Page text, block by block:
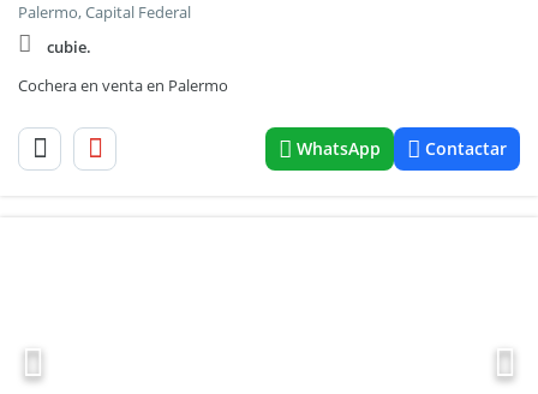
Palermo, Capital Federal
cubie.
Cochera en venta en Palermo
WhatsApp Contactar